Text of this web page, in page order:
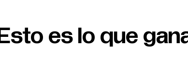
Esto es lo que